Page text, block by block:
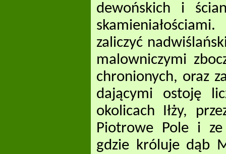
dewońskich i
zaliczyć
malowniczymi
chronionych, oraz
dającymi ostoję
okolicach Iłży,
Piotrowe Pole i
gdzie króluje dąb